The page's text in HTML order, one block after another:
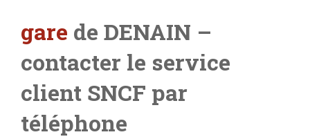
gare de DENAIN –
contacter le service
client SNCF par
téléphone